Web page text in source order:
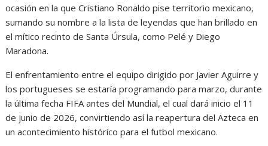
ocasión en la que Cristiano Ronaldo pise territorio mexicano,
sumando su nombre a la lista de leyendas que han brillado en
el mítico recinto de Santa Úrsula, como Pelé y Diego
Maradona.
El enfrentamiento entre el equipo dirigido por Javier Aguirre y
los portugueses se estaría programando para marzo, durante
la última fecha FIFA antes del Mundial, el cual dará inicio el 11
de junio de 2026, convirtiendo así la reapertura del Azteca en
un acontecimiento histórico para el futbol mexicano.